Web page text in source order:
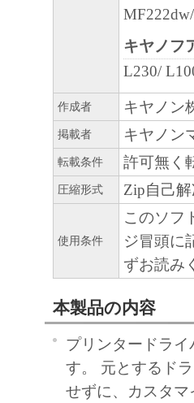
"commercial
12.212 and 48
1995), all U.S.
SOFTWARE with
is Canon Inc./30-2,
146-8501, Japan.
本条項中で使用さ
定義される「本ソ
11．分離可能性
効であると決定さ
効に存続するもの
以 上
キヤノフ
L230/
作成者 キヤノン
掲載者 キヤノン
転載条件 許可無く
圧縮形式 Zip自己解
使用条件
このソフ
ジ冒頭に
ずお読み
本製品の内容
プリンタードラ
す。 元とするド
せずに、カスタ